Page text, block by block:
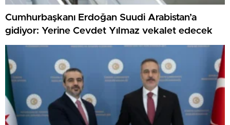
Cumhurbaşkanı Erdoğan Suudi Arabistan’a
gidiyor: Yerine Cevdet Yılmaz vekalet edecek